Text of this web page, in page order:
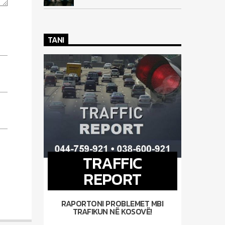
TANI
TRAFFIC
REPORT
RAPORTONI PROBLEMET MBI
TRAFIKUN NË KOSOVË!